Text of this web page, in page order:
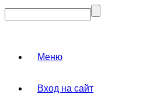
Меню
Вход на сайт